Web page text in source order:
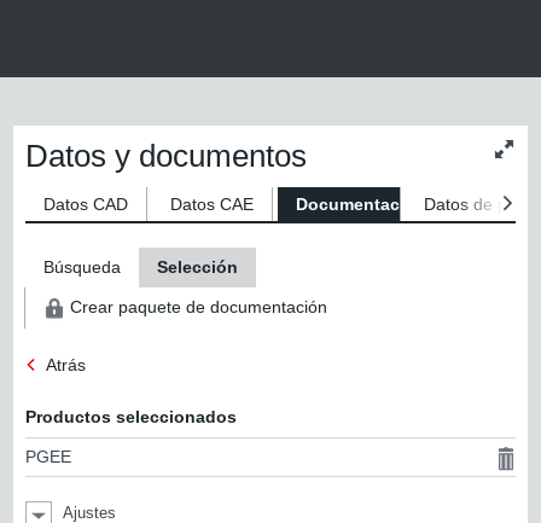
del
Datos y documentos
Datos CAD Datos CAE DocumentacionesDatos de
Búsqueda Selección
Crear paquete de documentación
Atrás
Productos seleccionados
PGEE
Ajustes